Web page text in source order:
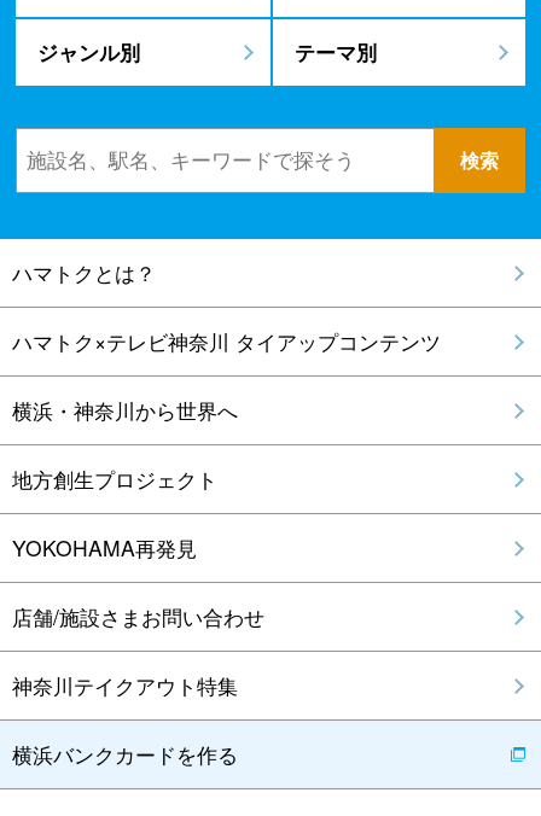
ジャンル別 テーマ別
ハマトクとは？
ハマトク×テレビ神奈川 タイアップコンテンツ
横浜・神奈川から世界へ
地方創生プロジェクト
YOKOHAMA再発見
店舗/施設さまお問い合わせ
神奈川テイクアウト特集
横浜バンクカードを作る